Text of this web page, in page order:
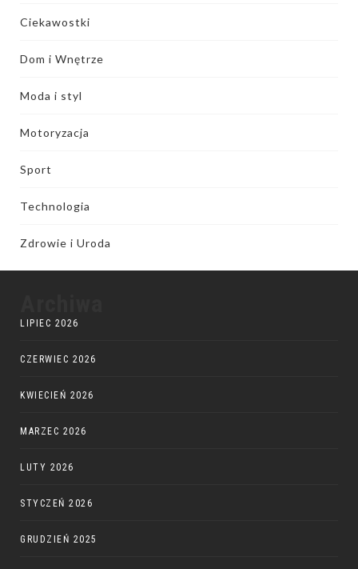
Ciekawostki
Dom i Wnętrze
Moda i styl
Motoryzacja
Sport
Technologia
Zdrowie i Uroda
LIPIEC 2026
CZERWIEC 2026
KWIECIEŃ 2026
MARZEC 2026
LUTY 2026
STYCZEŃ 2026
GRUDZIEŃ 2025